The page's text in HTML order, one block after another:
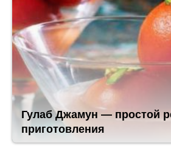
Гулаб Джамун — простой
приготовления